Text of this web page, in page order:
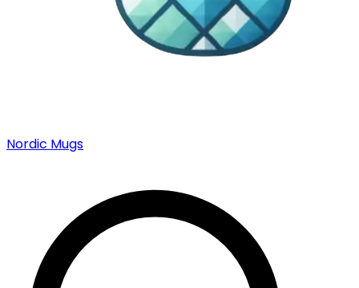
Nordic Mugs